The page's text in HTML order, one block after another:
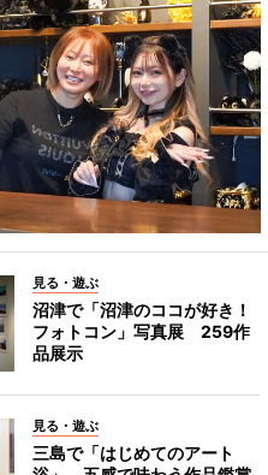
見る・遊ぶ
沼津で「沼津のココが好き！
フォトコン」写真展 259作
品展示
見る・遊ぶ
三島で「はじめてのアート